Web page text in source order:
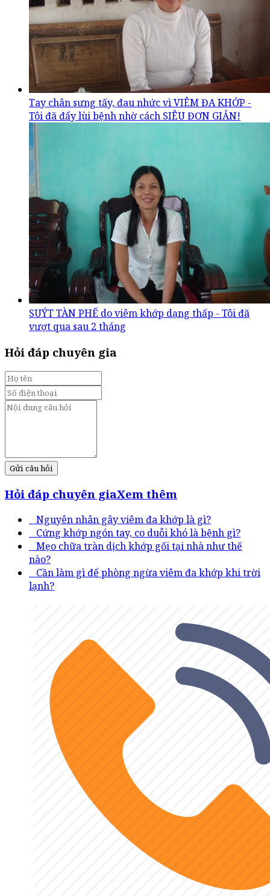
Tay chân sưng tấy, đau nhức vì VIÊM ĐA KHỚP -
Tôi đã đẩy lùi bệnh nhờ cách SIÊU ĐƠN GIẢN!
SUÝT TÀN PHẾ do viêm khớp dạng thấp - Tôi đã
vượt qua sau 2 tháng
Hỏi đáp chuyên gia
Gửi câu hỏi
Hỏi đáp chuyên giaXem thêm
Nguyên nhân gây viêm đa khớp là gì?
Cứng khớp ngón tay, co duỗi khó là bệnh gì?
Mẹo chữa tràn dịch khớp gối tại nhà như thế
nào?
Cần làm gì để phòng ngừa viêm đa khớp khi trời
lạnh?